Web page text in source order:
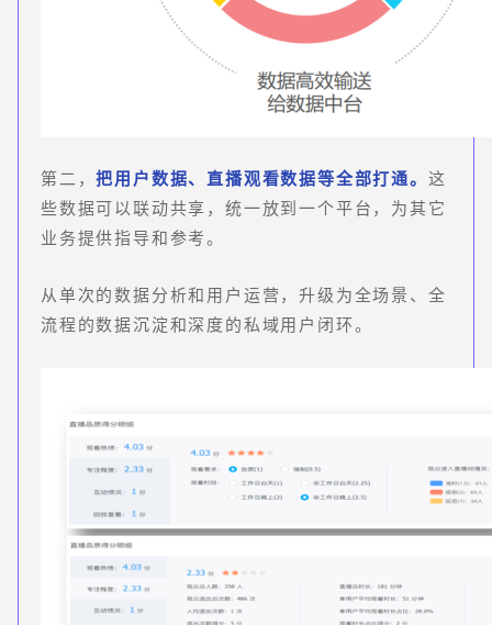
第二，把用户数据、直播观看数据等全部打通。 这
些数据可以联动共享，统一放到一个平台，为其它
业务提供指导和参考。
从单次的数据分析和用户运营，升级为全场景、全
流程的数据沉淀和深度的私域用户闭环。